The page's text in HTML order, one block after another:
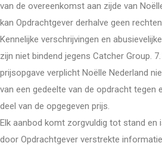
van de overeenkomst aan zijde van
kan Opdrachtgever derhalve geen
Kennelijke verschrijvingen en
zijn niet bindend jegens Catcher Group.
prijsopgave verplicht Noëlle Nederland
van een gedeelte van de opdracht tegen
deel van de opgegeven prijs.
Elk aanbod komt zorgvuldig tot stand en
door Opdrachtgever verstrekte